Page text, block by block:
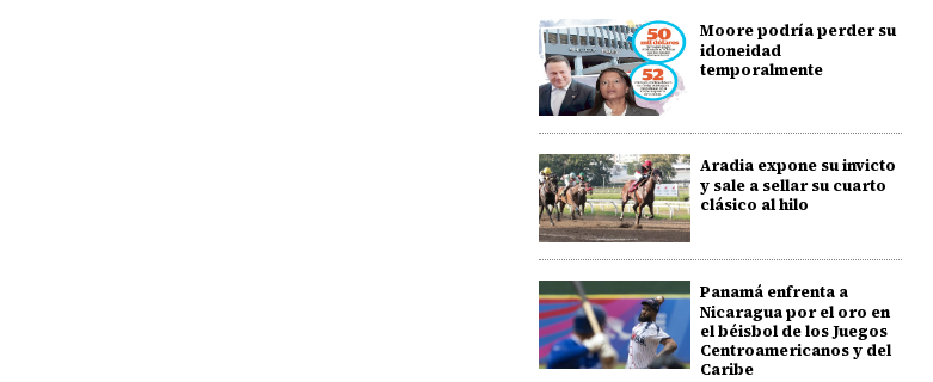
Moore podría perder su
idoneidad
temporalmente
Aradia expone su invicto
y sale a sellar su cuarto
clásico al hilo
Panamá enfrenta a
Nicaragua por el oro en
el béisbol de los Juegos
Centroamericanos y del
Caribe